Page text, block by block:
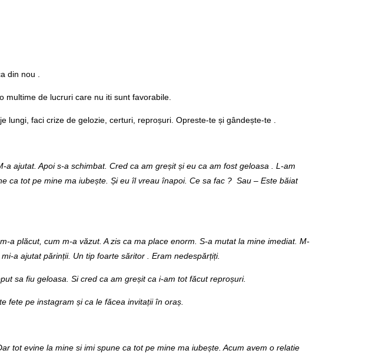
din nou .
multime de lucruri care nu iti sunt favorabile.
faci crize de gelozie, certuri, reproșuri. Opreste-te și gândește-te .
ajutat. Apoi s-a schimbat. Cred ca am greșit și eu ca am fost geloasa . L-am
ca tot pe mine ma iubește. Și eu îl vreau înapoi. Ce sa fac ? Sau – Este băiat
a plăcut, cum m-a văzut. A zis ca ma place enorm. S-a mutat la mine imediat. M-
a ajutat părinții. Un tip foarte săritor . Eram nedespărțiți.
sa fiu geloasa. Si cred ca am greșit ca i-am tot făcut reproșuri.
fete pe instagram și ca le făcea invitații în oraș.
tot evine la mine si imi spune ca tot pe mine ma iubește. Acum avem o relatie